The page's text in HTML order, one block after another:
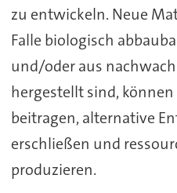
zu entwickeln. Neue
Falle biologisch
und/oder aus
hergestellt sind,
beitragen, alternative
erschließen und
produzieren.